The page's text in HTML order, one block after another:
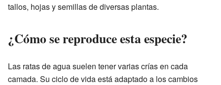
tallos, hojas y semillas de diversas plantas.
¿Cómo se reproduce esta especie?
Las ratas de agua suelen tener varias crías en cada
camada. Su ciclo de vida está adaptado a los cambios